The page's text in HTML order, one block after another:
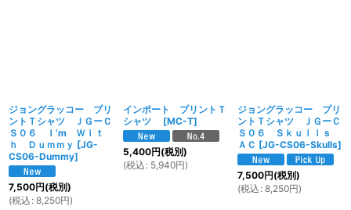
ジョングラッコー プリ
ントＴシャツ ＪＧーＣ
Ｓ０６ Ｉ’m Ｗｉｔ
ｈ Ｄｕｍｍｙ [JG-
CS06-Dummy]
7,500円(税別)
(税込 : 8,250円)
インポート プリントＴ
シャツ
[MC-T]
5,400円(税別)
(税込 : 5,940円)
ジョングラッコー プリ
ントＴシャツ ＪＧーＣ
Ｓ０６ Ｓｋｕｌｌｓ
ＡＣ [JG-CS06-Skulls]
7,500円(税別)
(税込 : 8,250円)